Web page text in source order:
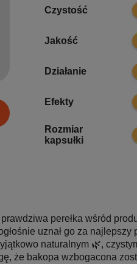
Czystość 10
Jakość 10
Działanie
Efekty
Rozmiar
kapsułki
perełka wśród
uznał go za
naturalnym 🌿,
że bakopa wzbogacona